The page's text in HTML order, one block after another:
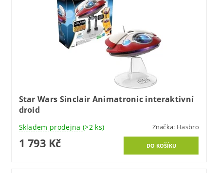
Star Wars Sinclair Animatronic interaktivní
droid
Skladem prodejna (>2 ks) Značka: Hasbro
1 793 Kč